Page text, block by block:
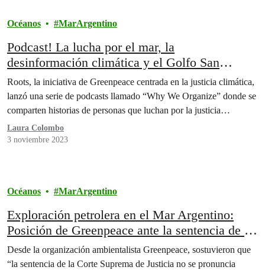
Océanos MarArgentino
Podcast! La lucha por el mar, la
desinformación climática y el Golfo San
Matías
Roots, la iniciativa de Greenpeace centrada en la justicia climática,
lanzó una serie de podcasts llamado “Why We Organize” donde se
comparten historias de personas que luchan por la justicia…
Laura Colombo
3 noviembre 2023
Océanos MarArgentino
Exploración petrolera en el Mar Argentino:
Posición de Greenpeace ante la sentencia de la
Corte Suprema de Justicia
Desde la organización ambientalista Greenpeace, sostuvieron que
“la sentencia de la Corte Suprema de Justicia no se pronuncia